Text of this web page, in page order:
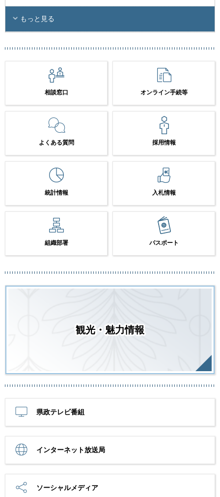
もっと見る
相談窓口 オンライン手続等
よくある質問 採用情報
統計情報 入札情報
組織部署 パスポート
観光・魅力情報
県政テレビ番組
インターネット放送局
ソーシャルメディア